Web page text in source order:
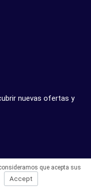
nuevas ofertas y
que acepta sus
Accept